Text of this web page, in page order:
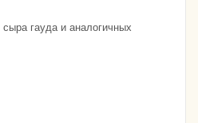
гауда и аналогичных